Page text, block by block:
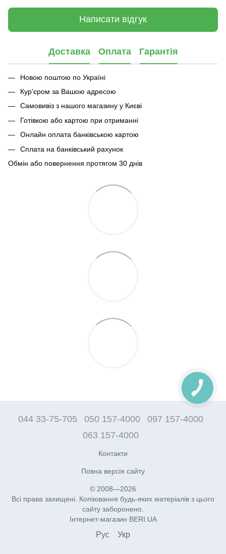
Написати відгук
Доставка Оплата Гарантія
Новою поштою по Україні
Кур'єром за Вашою адресою
Самовивіз з нашого магазину у Києві
Готівкою або картою при отриманні
Онлайн оплата банківською картою
Сплата на банківський рахунок
Обмін або повернення протягом 30 днів
044 33-75-705 050 157-4000
097 157-4000
063 157-4000
Контакти
Повна версія сайту
© 2008—2026
Всі права захищені. Копіювання будь-яких матеріалів з цього
сайту заборонено.
Інтернет-магазин BERI.UA
Рус Укр